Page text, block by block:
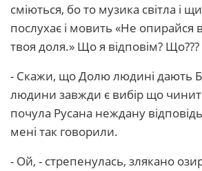
сміються, бо то музика світла і
послухає і мовить «Не опирайся
твоя доля.» Що я відповім? Що???
- Скажи, що Долю людині дають
людини завжди є вибір що
почула Русана неждану
мені так говорили.
- Ой, - стрепенулась, злякано